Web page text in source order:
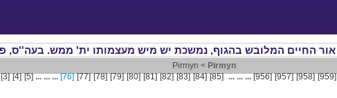
Pirmyn < Pirmyn
[3] [4] [5]... ... ...[76] [77] [78] [79] [80] [81] [82] [83] [84] [85] ... ... ...[956] [957] [958] [959]